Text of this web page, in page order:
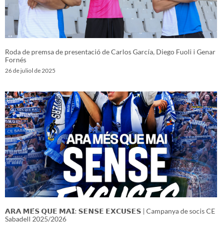
Roda de premsa de presentació de Carlos García, Diego Fuoli i Genar
Fornés
26 de juliol de 2025
𝗔𝗥𝗔 𝗠𝗘́𝗦 𝗤𝗨𝗘 𝗠𝗔𝗜: 𝗦𝗘𝗡𝗦𝗘 𝗘𝗫𝗖𝗨𝗦𝗘𝗦 | Campanya de socis CE
Sabadell 2025/2026